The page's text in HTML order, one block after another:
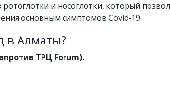
и носоглотки, который
основным симптомов Covid-19.
в Алматы?
ТРЦ Forum).